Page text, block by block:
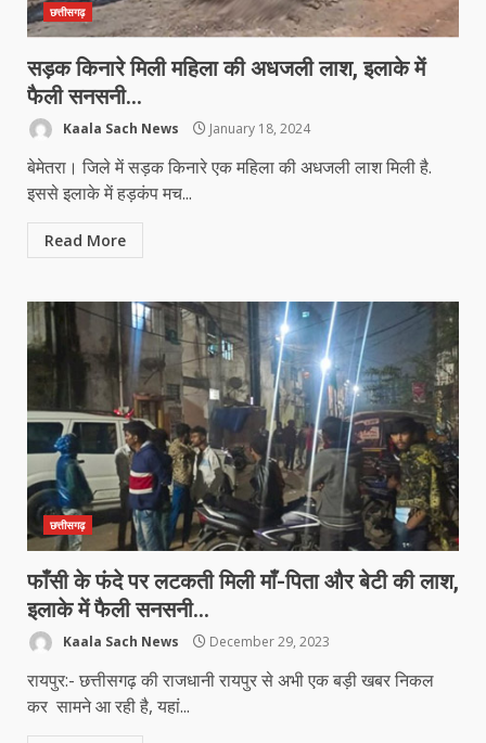
छत्तीसगढ़
सड़क किनारे मिली महिला की अधजली लाश, इलाके में
फैली सनसनी…
Kaala Sach News January 18, 2024
बेमेतरा। जिले में सड़क किनारे एक महिला की अधजली लाश मिली है.
इससे इलाके में हड़कंप मच...
Read More
छत्तीसगढ़
फाँसी के फंदे पर लटकती मिली माँ-पिता और बेटी की लाश,
इलाके में फैली सनसनी…
Kaala Sach News December 29, 2023
रायपुर:- छत्तीसगढ़ की राजधानी रायपुर से अभी एक बड़ी खबर निकल
कर सामने आ रही है, यहां...